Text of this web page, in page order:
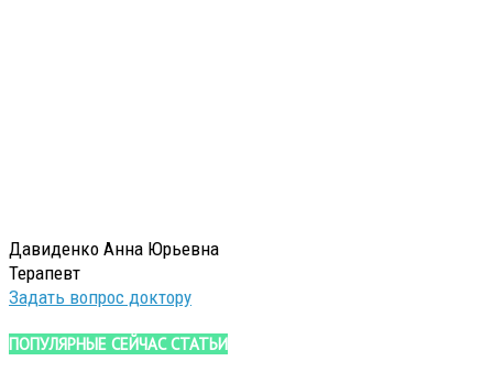
Давиденко Анна Юрьевна
Терапевт
Задать вопрос доктору
ПОПУЛЯРНЫЕ СЕЙЧАС СТАТЬИ